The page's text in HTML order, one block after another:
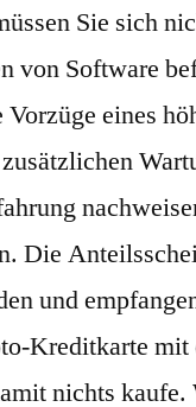
Sie sich
von Software
eines
Die
und
Kreditkarte
nichts